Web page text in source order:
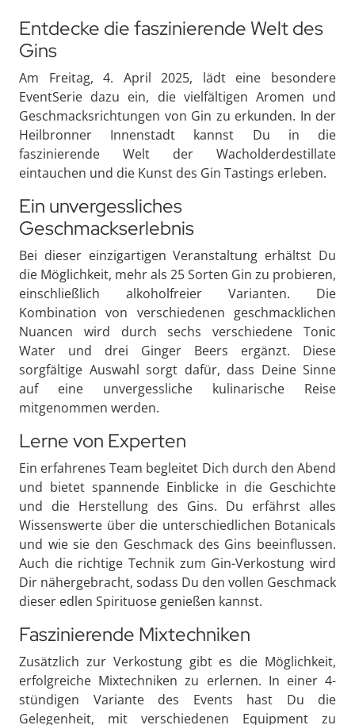
Entdecke die faszinierende Welt des
Gins
Am Freitag, 4. April 2025, lädt eine besondere
EventSerie dazu ein, die vielfältigen Aromen und
Geschmacksrichtungen von Gin zu erkunden. In der
Heilbronner Innenstadt kannst Du in die
faszinierende Welt der Wacholderdestillate
eintauchen und die Kunst des Gin Tastings erleben.
Ein unvergessliches
Geschmackserlebnis
Bei dieser einzigartigen Veranstaltung erhältst Du
die Möglichkeit, mehr als 25 Sorten Gin zu probieren,
einschließlich alkoholfreier Varianten. Die
Kombination von verschiedenen geschmacklichen
Nuancen wird durch sechs verschiedene Tonic
Water und drei Ginger Beers ergänzt. Diese
sorgfältige Auswahl sorgt dafür, dass Deine Sinne
auf eine unvergessliche kulinarische Reise
mitgenommen werden.
Lerne von Experten
Ein erfahrenes Team begleitet Dich durch den Abend
und bietet spannende Einblicke in die Geschichte
und die Herstellung des Gins. Du erfährst alles
Wissenswerte über die unterschiedlichen Botanicals
und wie sie den Geschmack des Gins beeinflussen.
Auch die richtige Technik zum Gin-Verkostung wird
Dir nähergebracht, sodass Du den vollen Geschmack
dieser edlen Spirituose genießen kannst.
Faszinierende Mixtechniken
Zusätzlich zur Verkostung gibt es die Möglichkeit,
erfolgreiche Mixtechniken zu erlernen. In einer 4-
stündigen Variante des Events hast Du die
Gelegenheit, mit verschiedenen Equipment zu